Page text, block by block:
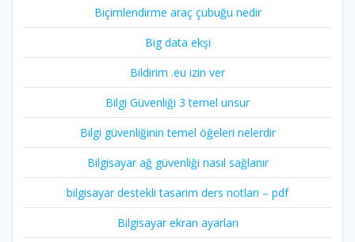
Biçimlendirme araç çubuğu nedir
Big data ekşi
Bildirim .eu izin ver
Bilgi Güvenliği 3 temel unsur
Bilgi güvenliğinin temel öğeleri nelerdir
Bilgisayar ağ güvenliği nasıl sağlanır
bilgisayar destekli tasarim ders notları – pdf
Bilgisayar ekran ayarları